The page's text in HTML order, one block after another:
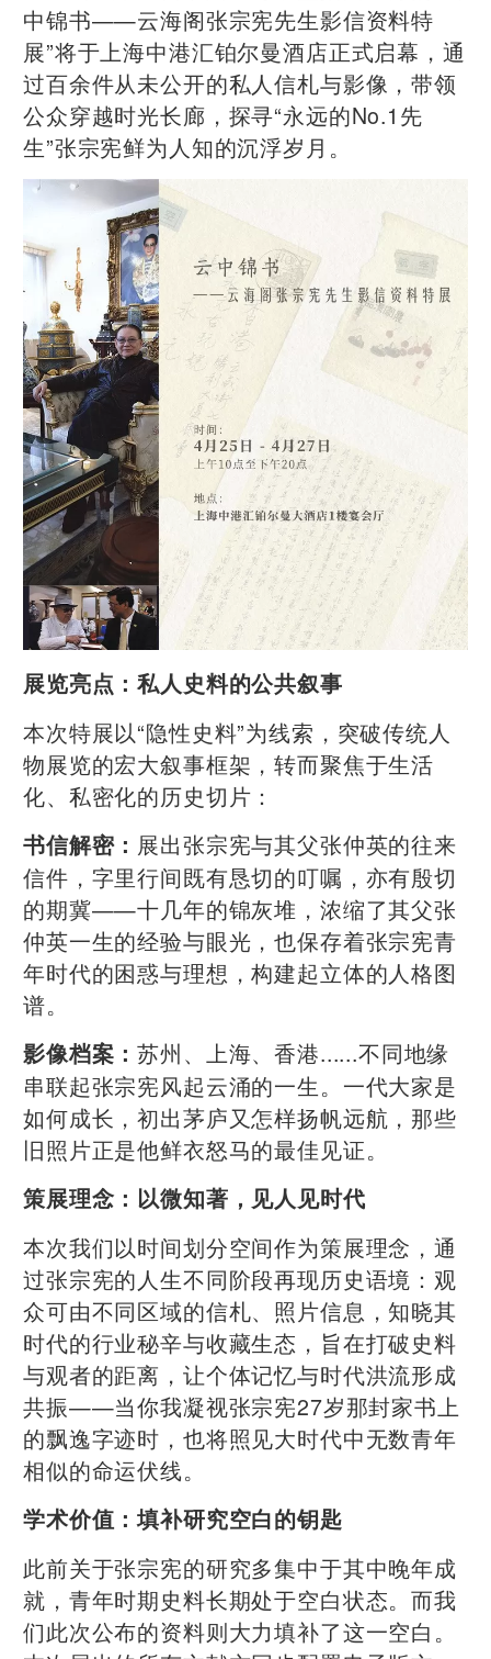
中锦书——云海阁张宗宪先生影信资料特
展”将于上海中港汇铂尔曼酒店正式启幕，通
过百余件从未公开的私人信札与影像，带领
公众穿越时光长廊，探寻“永远的No.1先
生”张宗宪鲜为人知的沉浮岁月。
展览亮点：私人史料的公共叙事
本次特展以“隐性史料”为线索，突破传统人
物展览的宏大叙事框架，转而聚焦于生活
化、私密化的历史切片：
书信解密： 展出张宗宪与其父张仲英的往来
信件，字里行间既有恳切的叮嘱，亦有殷切
的期冀——十几年的锦灰堆，浓缩了其父张
仲英一生的经验与眼光，也保存着张宗宪青
年时代的困惑与理想，构建起立体的人格图
谱。
影像档案：苏州、上海、香港......不同地缘
串联起张宗宪风起云涌的一生。一代大家是
如何成长，初出茅庐又怎样扬帆远航，那些
旧照片正是他鲜衣怒马的最佳见证。
策展理念：以微知著，见人见时代
本次我们以时间划分空间作为策展理念，通
过张宗宪的人生不同阶段再现历史语境：观
众可由不同区域的信札、照片信息，知晓其
时代的行业秘辛与收藏生态，旨在打破史料
与观者的距离，让个体记忆与时代洪流形成
共振——当你我凝视张宗宪27岁那封家书上
的飘逸字迹时，也将照见大时代中无数青年
相似的命运伏线。
学术价值：填补研究空白的钥匙
此前关于张宗宪的研究多集中于其中晚年成
就，青年时期史料长期处于空白状态。而我
们此次公布的资料则大力填补了这一空白。